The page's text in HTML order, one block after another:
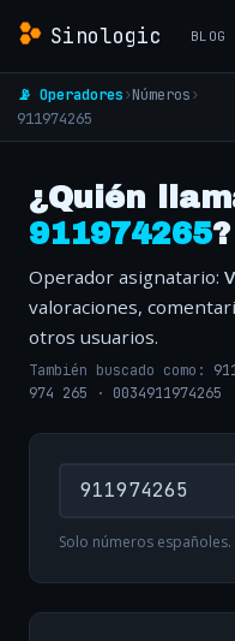
Sinologic BLOG
📡 Operadores›Números›
911974265
¿Quién
911974265?
Operador asignatario:
valoraciones,
otros usuarios.
También buscado como:
974 265 · 0034911974265
Solo números